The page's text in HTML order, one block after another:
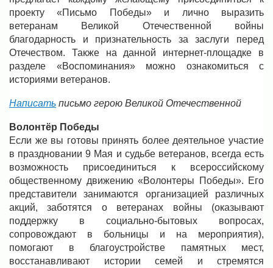
проекту «Письмо Победы» и лично выразить
ветеранам Великой Отечественной войны
благодарность и признательность за заслуги перед
Отечеством. Также на данной интернет-площадке в
разделе «Воспоминания» можно ознакомиться с
историями ветеранов.
Написать письмо герою Великой Отечественной
Волонтёр Победы
Если же вы готовы принять более деятельное участие
в праздновании 9 Мая и судьбе ветеранов, всегда есть
возможность присоединиться к всероссийскому
общественному движению «Волонтеры Победы». Его
представители занимаются организацией различных
акций, заботятся о ветеранах войны (оказывают
поддержку в социально-бытовых вопросах,
сопровождают в больницы и на мероприятия),
помогают в благоустройстве памятных мест,
восстанавливают истории семей и стремятся